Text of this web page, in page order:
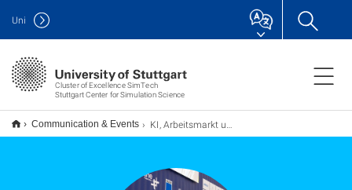
Cluster of Excellence SimTech
Stuttgart Center for Simulation Science
Uni
Communication & Events KI, Arbeitsmarkt und Future Skills: SimTech-Geschäftsführerin bei der Women of Tech Conference 2026